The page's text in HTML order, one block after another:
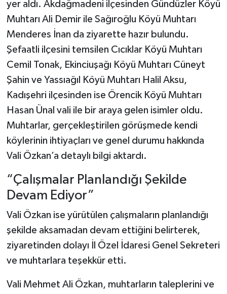
yer aldı. Akdağmadeni ilçesinden Gündüzler Köyü
Muhtarı Ali Demir ile Sağıroğlu Köyü Muhtarı
Menderes İnan da ziyarette hazır bulundu.
Şefaatli ilçesini temsilen Cıcıklar Köyü Muhtarı
Cemil Tonak, Ekinciuşağı Köyü Muhtarı Cüneyt
Şahin ve Yassıağıl Köyü Muhtarı Halil Aksu,
Kadışehri ilçesinden ise Örencik Köyü Muhtarı
Hasan Ünal vali ile bir araya gelen isimler oldu.
Muhtarlar, gerçekleştirilen görüşmede kendi
köylerinin ihtiyaçları ve genel durumu hakkında
Vali Özkan’a detaylı bilgi aktardı.
“Çalışmalar Planlandığı Şekilde
Devam Ediyor”
Vali Özkan ise yürütülen çalışmaların planlandığı
şekilde aksamadan devam ettiğini belirterek,
ziyaretinden dolayı İl Özel İdaresi Genel Sekreteri
ve muhtarlara teşekkür etti.
Vali Mehmet Ali Özkan, muhtarların taleplerini ve